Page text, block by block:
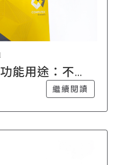
能用途：不只
繼續閱讀